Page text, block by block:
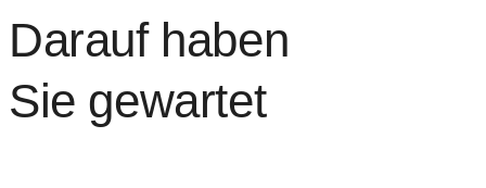
Darauf haben
Sie gewartet